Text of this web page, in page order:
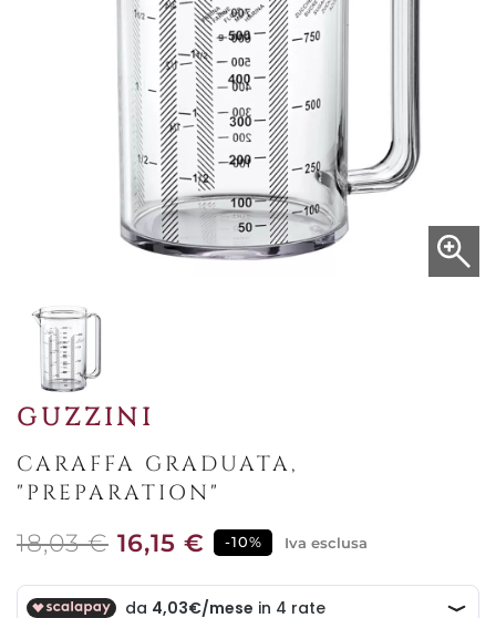
GUZZINI
CARAFFA GRADUATA,
"PREPARATION"
18,03 € 16,15 € -10% Iva esclusa